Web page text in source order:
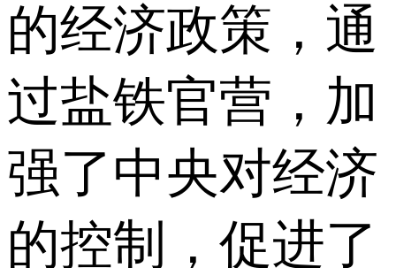
的经济政策，通
过盐铁官营，加
强了中央对经济
的控制，促进了